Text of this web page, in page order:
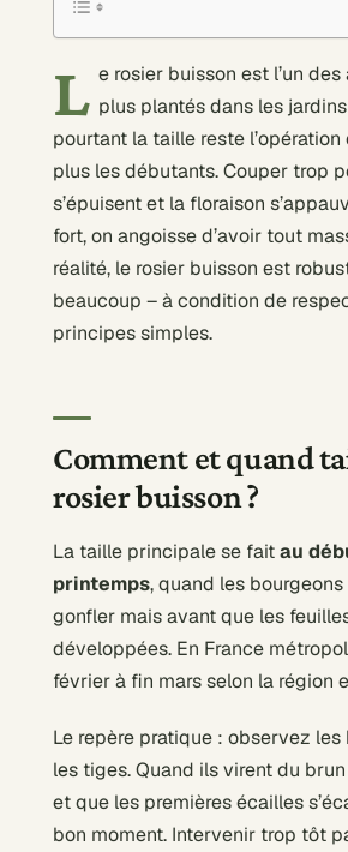
L e rosier buisson est l’un
plus plantés dans les
pourtant la taille reste
plus les débutants. Couper trop
s’épuisent et la floraison
fort, on angoisse d’avoir tout
réalité, le rosier buisson est
beaucoup – à condition de
principes simples.
Comment et quand
rosier buisson ?
La taille principale se faitau
printemps, quand les
gonfler mais avant que les
développées. En France
février à fin mars selon la région
Le repère pratique : observez les
les tiges. Quand ils virent du
et que les premières écailles
bon moment. Intervenir trop tôt